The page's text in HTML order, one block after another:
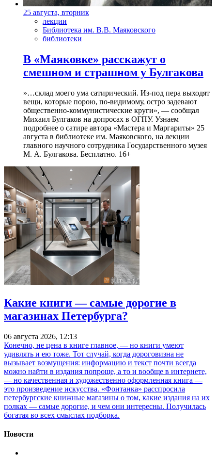
25 августа, вторник
лекции
Библиотека им. В.В. Маяковского
библиотеки
В «Маяковке» расскажут о
смешном и страшном у Булгакова
»…склад моего ума сатирический. Из-под пера выходят
вещи, которые порою, по-видимому, остро задевают
общественно-коммунистические круги», — сообщал
Михаил Булгаков на допросах в ОГПУ. Узнаем
подробнее о сатире автора «Мастера и Маргариты» 25
августа в библиотеке им. Маяковского, на лекции
главного научного сотрудника Государственного музея
М. А. Булгакова. Бесплатно. 16+
Какие книги — самые дорогие в
магазинах Петербурга?
06 августа 2026, 12:13
Конечно, не цена в книге главное, — но книги умеют
удивлять и ею тоже. Тот случай, когда дороговизна не
вызывает возмущения: информацию и текст почти всегда
можно найти в издания попроще, а то и вообще в интернете,
— но качественная и художественно оформленная книга —
это произведение искусства. «Фонтанка» расспросила
петербургские книжные магазины о том, какие издания на их
полках — самые дорогие, и чем они интересны. Получилась
богатая во всех смыслах подборка.
Новости